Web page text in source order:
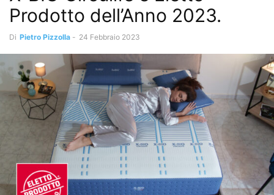
Prodotto dell’Anno 2023.
Di Pietro Pizzolla - 24 Febbraio 2023